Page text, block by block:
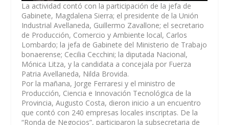
La actividad contó con la participación de la jefa de
Gabinete, Magdalena Sierra; el presidente de la Unión
Industrial Avellaneda, Guillermo Zavallone; el secretario
de Producción, Comercio y Ambiente local, Carlos
Lombardo; la jefa de Gabinete del Ministerio de Trabajo
bonaerense; Cecilia Cecchini; la diputada Nacional,
Mónica Litza, y la candidata a concejala por Fuerza
Patria Avellaneda, Nilda Brovida.
Por la mañana, Jorge Ferraresi y el ministro de
Producción, Ciencia e Innovación Tecnológica de la
Provincia, Augusto Costa, dieron inicio a un encuentro
que contó con 240 empresas locales inscriptas. De la
“Ronda de Negocios”, participaron la subsecretaria de